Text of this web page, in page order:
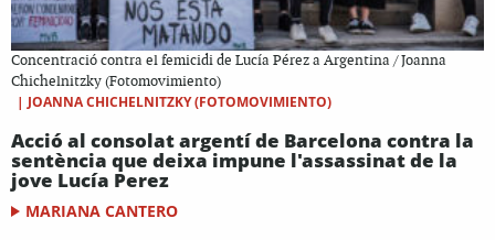
Concentració contra el femicidi de Lucía Pérez a Argentina / Joanna
Chichelnitzky (Fotomovimiento)
| JOANNA CHICHELNITZKY (FOTOMOVIMIENTO)
Acció al consolat argentí de Barcelona contra la
sentència que deixa impune l'assassinat de la
jove Lucía Perez
MARIANA CANTERO